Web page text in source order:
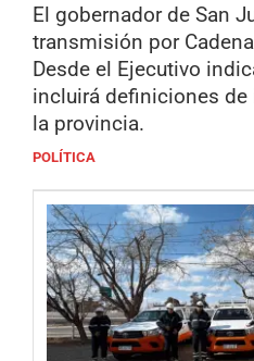
El gobernador de San
transmisión por
Desde el Ejecutivo
incluirá definiciones de
la provincia.
POLÍTICA